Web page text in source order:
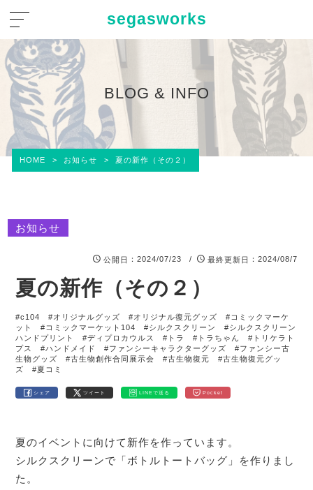
segasworks
BLOG & INFO
HOME > お知らせ > 夏の新作（その２）
お知らせ
公開日 ：2024/07/23 / 最終更新日 ：2024/08/7
夏の新作（その２）
#c104 #オリジナルグッズ #オリジナル復元グッズ
#コミックマーケ
ット
#コミックマーケット104 #シルクスクリーン
#シルクスクリーン
ハンドプリント
#ディプロカウルス #トラ #トラちゃん
#トリケラト
プス
#ハンドメイド #ファンシーキャラクターグッズ
#ファンシー古
生物グッズ
#古生物創作合同展示会 #古生物復元
#古生物復元グッ
ズ
#夏コミ
シェア ツイート LINEで送る Pocket
夏のイベントに向けて新作を作っています。
シルクスクリーンで「ボトルトートバッグ」を作りまし
た。